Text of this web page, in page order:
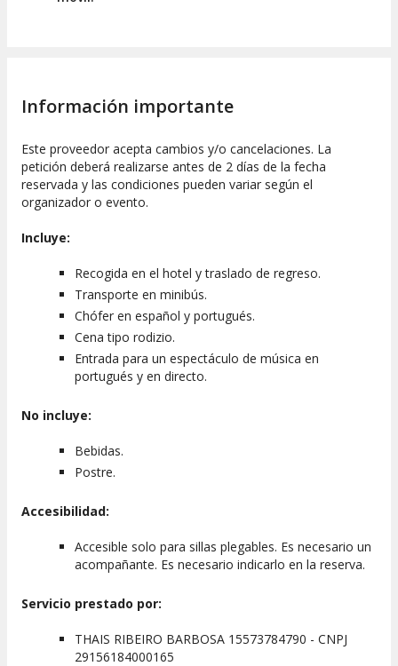
Información importante
Este proveedor acepta cambios y/o cancelaciones. La
petición deberá realizarse antes de 2 días de la fecha
reservada y las condiciones pueden variar según el
organizador o evento.
Incluye:
Recogida en el hotel y traslado de regreso.
Transporte en minibús.
Chófer en español y portugués.
Cena tipo rodizio.
Entrada para un espectáculo de música en
portugués y en directo.
No incluye:
Bebidas.
Postre.
Accesibilidad:
Accesible solo para sillas plegables. Es necesario un
acompañante. Es necesario indicarlo en la reserva.
Servicio prestado por:
THAIS RIBEIRO BARBOSA 15573784790 - CNPJ
29156184000165